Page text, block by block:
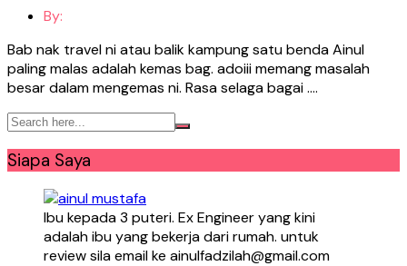
By:
Bab nak travel ni atau balik kampung satu benda Ainul
paling malas adalah kemas bag. adoiii memang masalah
besar dalam mengemas ni. Rasa selaga bagai ….
Siapa Saya
Ibu kepada 3 puteri. Ex Engineer yang kini
adalah ibu yang bekerja dari rumah. untuk
review sila email ke ainulfadzilah@gmail.com